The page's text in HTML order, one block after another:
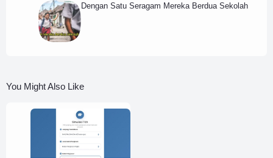
Dengan Satu Seragam Mereka Berdua Sekolah
You Might Also Like